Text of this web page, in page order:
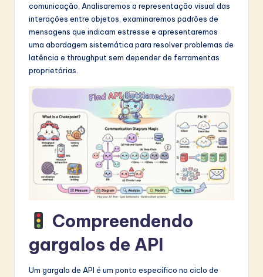
in
A
comunicação. Analisaremos a representação visual das
interações entre objetos, examinaremos padrões de
mensagens que indicam estresse e apresentaremos
uma abordagem sistemática para resolver problemas de
latência e throughput sem depender de ferramentas
proprietárias.
Compreendendo
gargalos de API
Um gargalo de API é um ponto específico no ciclo de